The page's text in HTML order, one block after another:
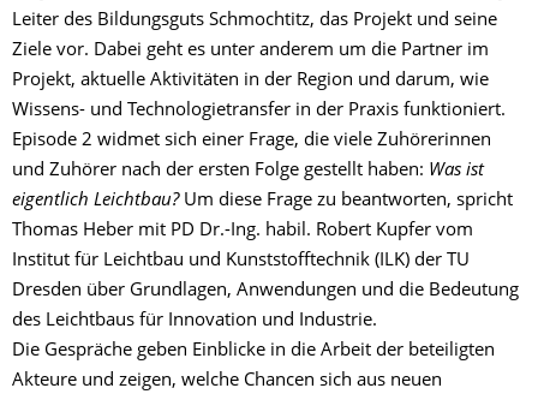
Leiter des Bildungsguts Schmochtitz, das Projekt und seine
Ziele vor. Dabei geht es unter anderem um die Partner im
Projekt, aktuelle Aktivitäten in der Region und darum, wie
Wissens- und Technologietransfer in der Praxis funktioniert.
Episode 2 widmet sich einer Frage, die viele Zuhörerinnen
und Zuhörer nach der ersten Folge gestellt haben: Was ist
eigentlich Leichtbau?Um diese Frage zu beantworten, spricht
Thomas Heber mit PD Dr.-Ing. habil. Robert Kupfer vom
Institut für Leichtbau und Kunststofftechnik (ILK) der TU
Dresden über Grundlagen, Anwendungen und die Bedeutung
des Leichtbaus für Innovation und Industrie.
Die Gespräche geben Einblicke in die Arbeit der beteiligten
Akteure und zeigen, welche Chancen sich aus neuen